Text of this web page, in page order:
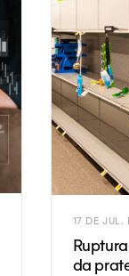
17 DE JUL.
da